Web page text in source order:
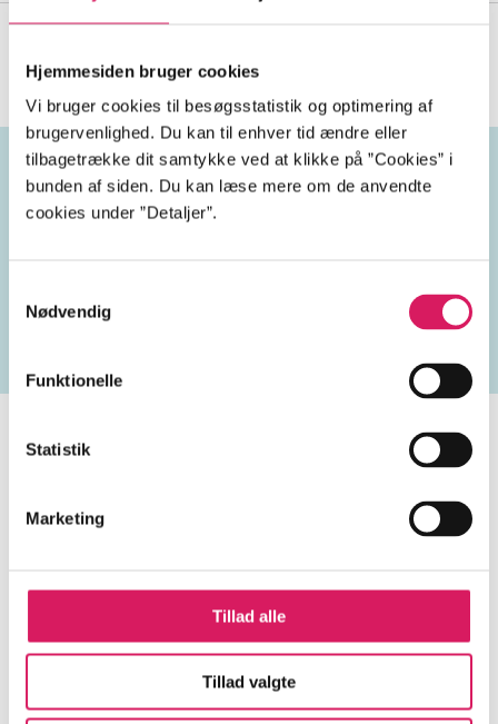
Hjemmesiden bruger cookies
Vi bruger cookies til besøgsstatistik og optimering af
brugervenlighed. Du kan til enhver tid ændre eller
tilbagetrække dit samtykke ved at klikke på ”Cookies” i
bunden af siden. Du kan læse mere om de anvendte
cookies under ”Detaljer”.
Nødvendig
Funktionelle
Statistik
Marketing
Tillad alle
Tillad valgte
Se alle(23)
Emneord
Artiklen er en del af
lorem ipsum dolor sit amet ...
Artiklerne ihandler ofte om